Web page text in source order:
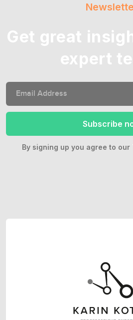
Get great
expert
By signing up you agree to our